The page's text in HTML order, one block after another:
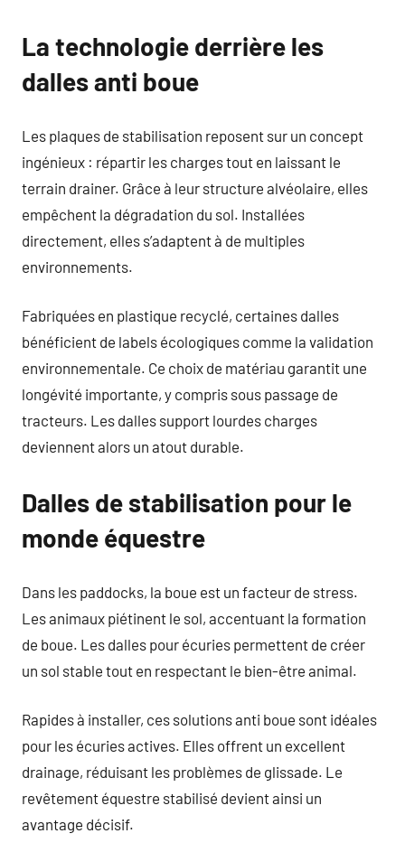
La technologie derrière les
dalles anti boue
Les plaques de stabilisation reposent sur un concept
ingénieux : répartir les charges tout en laissant le
terrain drainer. Grâce à leur structure alvéolaire, elles
empêchent la dégradation du sol. Installées
directement, elles s’adaptent à de multiples
environnements.
Fabriquées en plastique recyclé, certaines dalles
bénéficient de labels écologiques comme la validation
environnementale. Ce choix de matériau garantit une
longévité importante, y compris sous passage de
tracteurs. Les dalles support lourdes charges
deviennent alors un atout durable.
Dalles de stabilisation pour le
monde équestre
Dans les paddocks, la boue est un facteur de stress.
Les animaux piétinent le sol, accentuant la formation
de boue. Les dalles pour écuries permettent de créer
un sol stable tout en respectant le bien-être animal.
Rapides à installer, ces solutions anti boue sont idéales
pour les écuries actives. Elles offrent un excellent
drainage, réduisant les problèmes de glissade. Le
revêtement équestre stabilisé devient ainsi un
avantage décisif.